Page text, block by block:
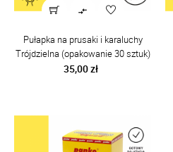

Pułapka na prusaki i karaluchy
Trójdzielna (opakowanie 30 sztuk)
Cena
35,00 zł